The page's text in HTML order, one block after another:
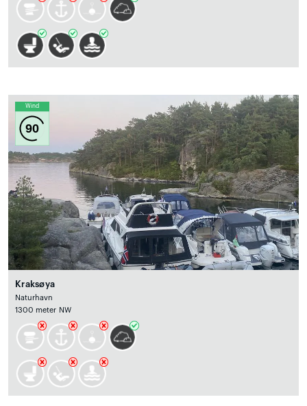
Wind
90
Kraksøya
Naturhavn
1300 meter NW